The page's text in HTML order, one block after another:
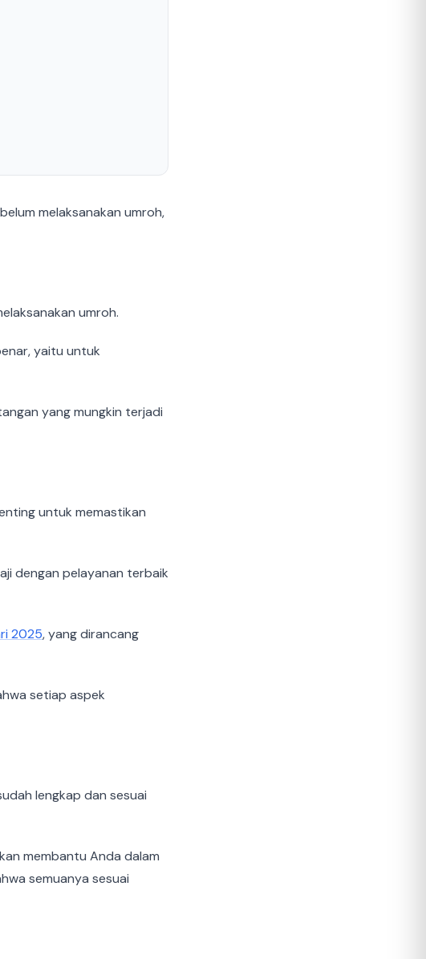
melaksanakan umroh,
umroh.
yaitu untuk
yang mungkin terjadi
untuk memastikan
dengan pelayanan terbaik
2025, yang dirancang
setiap aspek
lengkap dan sesuai
membantu Anda dalam
semuanya sesuai